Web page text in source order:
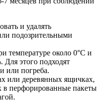
и удалять
подозрительными
температуре около 0°C и
Для этого подходят
или погреба.
или деревянных ящичках,
в перфорированные пакеты